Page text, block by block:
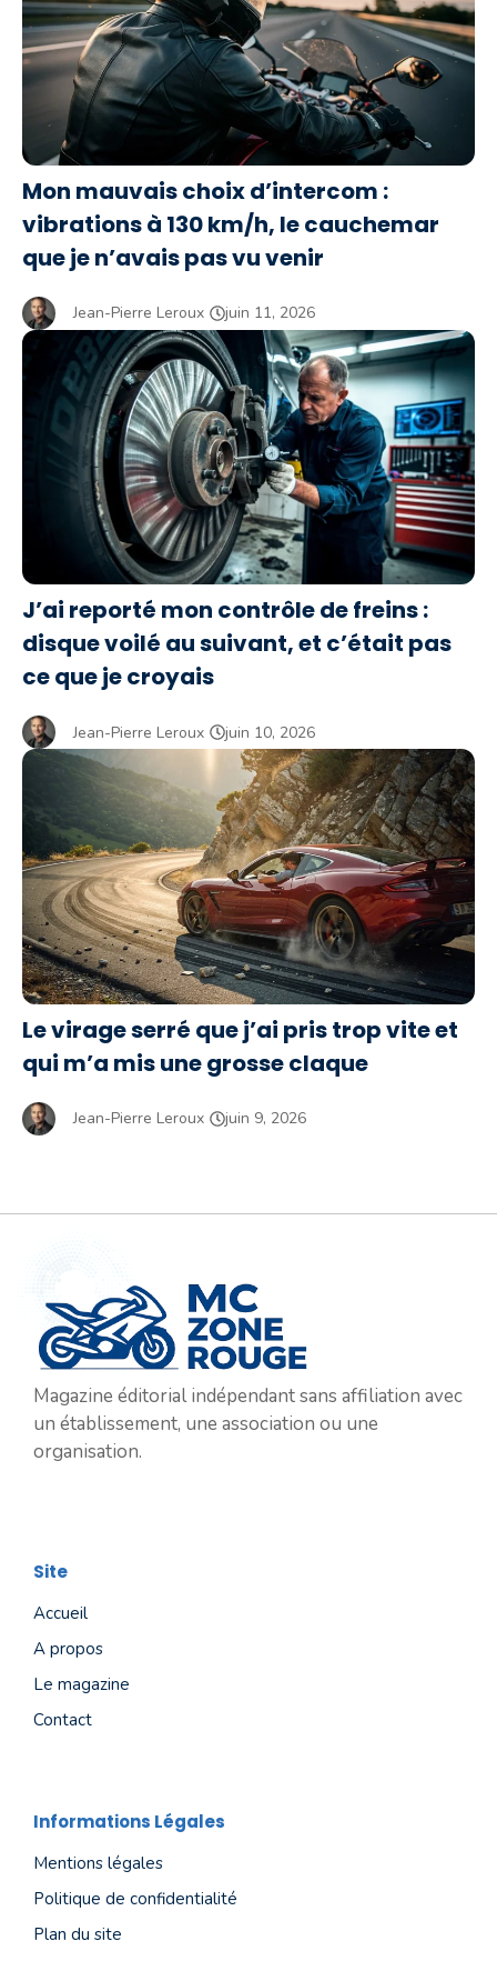
Mon mauvais choix d’intercom :
vibrations à 130 km/h, le cauchemar
que je n’avais pas vu venir
Jean-Pierre Leroux juin 11, 2026
J’ai reporté mon contrôle de freins :
disque voilé au suivant, et c’était pas
ce que je croyais
Jean-Pierre Leroux juin 10, 2026
Le virage serré que j’ai pris trop vite et
qui m’a mis une grosse claque
Jean-Pierre Leroux juin 9, 2026
Magazine éditorial indépendant sans affiliation avec
un établissement, une association ou une
organisation.
Site
Accueil
A propos
Le magazine
Contact
Informations Légales
Mentions légales
Politique de confidentialité
Plan du site